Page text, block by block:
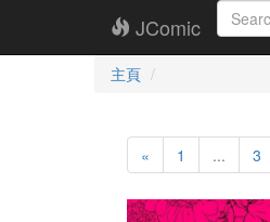
JComic
主頁
« 1 ... 3